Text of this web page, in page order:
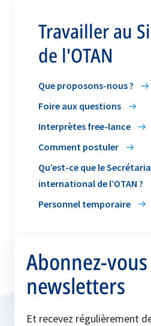
Travailler au
de l'OTAN
Que proposons-nous ?
Foire aux questions
Interprètes free-lance
Comment postuler
Qu’est-ce que le
international de l’OTAN ?
Personnel temporaire
Abonnez-
newsletters
Et recevez régulièrement